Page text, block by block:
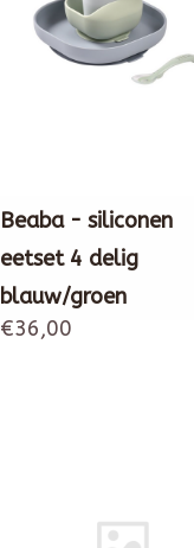
Beaba - siliconen
eetset 4 delig
blauw/groen
€36,00